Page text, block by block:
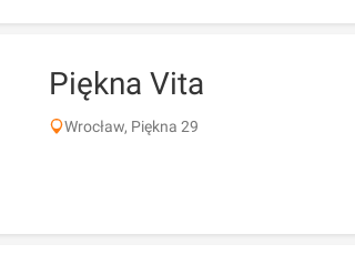
Piękna Vita
Wrocław, Piękna 29